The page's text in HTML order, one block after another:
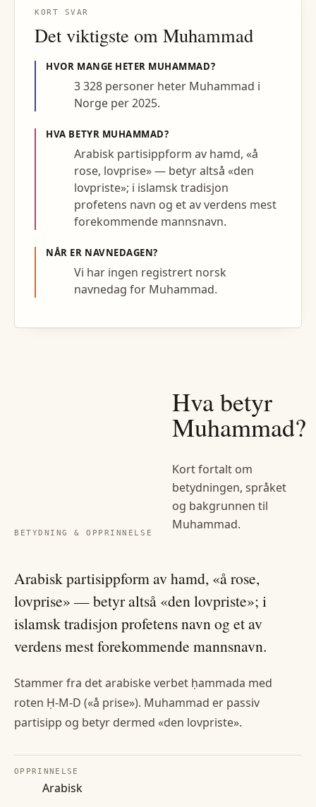
KORT SVAR
Det viktigste om Muhammad
HVOR MANGE HETER MUHAMMAD?
3 328 personer heter Muhammad i
Norge per 2025.
HVA BETYR MUHAMMAD?
Arabisk partisippform av hamd, «å
rose, lovprise» — betyr altså «den
lovpriste»; i islamsk tradisjon
profetens navn og et av verdens mest
forekommende mannsnavn.
NÅR ER NAVNEDAGEN?
Vi har ingen registrert norsk
navnedag for Muhammad.
BETYDNING & OPPRINNELSE
Hva betyr
Muhammad?
Kort fortalt om
betydningen, språket
og bakgrunnen til
Muhammad.
Arabisk partisippform av hamd, «å rose,
lovprise» — betyr altså «den lovpriste»; i
islamsk tradisjon profetens navn og et av
verdens mest forekommende mannsnavn.
Stammer fra det arabiske verbet ḥammada med
roten Ḥ-M-D («å prise»). Muhammad er passiv
partisipp og betyr dermed «den lovpriste».
OPPRINNELSE
Arabisk